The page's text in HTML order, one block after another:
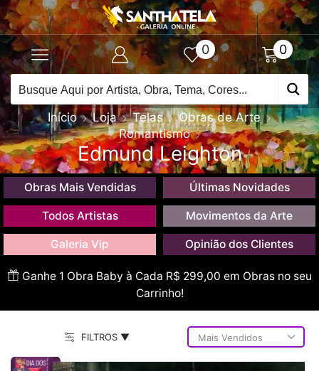
0 0
Início Loja Telas
Obras de Arte
Romantismo
Edmund Leighton
Obras Mais Vendidas Últimas Novidades
Todos Artistas Movimentos da Arte
Galeria Vip Opinião dos Clientes
Ganhe 1 Obra Baby à Cada R$ 299,00 em Obras no seu
Carrinho!
FILTROS ▼